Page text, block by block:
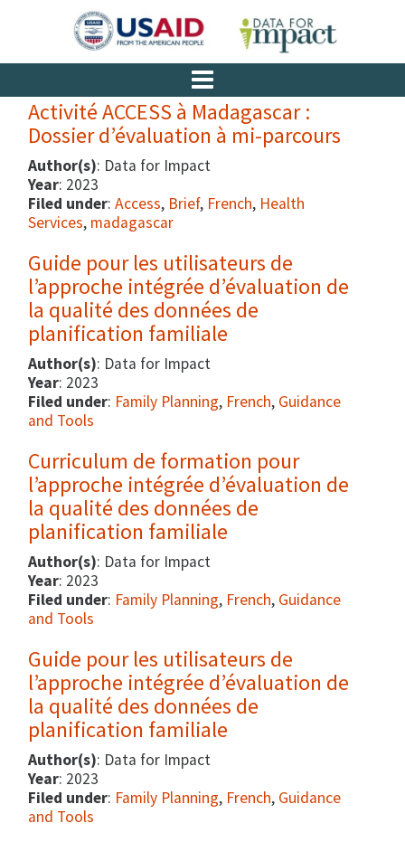
Activité ACCESS à Madagascar :
Dossier d’évaluation à mi-parcours
Author(s): Data for Impact
Year: 2023
Filed under: Access, Brief, French, Health
Services, madagascar
Guide pour les utilisateurs de
l’approche intégrée d’évaluation de
la qualité des données de
planification familiale
Author(s): Data for Impact
Year: 2023
Filed under: Family Planning, French, Guidance
and Tools
Curriculum de formation pour
l’approche intégrée d’évaluation de
la qualité des données de
planification familiale
Author(s): Data for Impact
Year: 2023
Filed under: Family Planning, French, Guidance
and Tools
Guide pour les utilisateurs de
l’approche intégrée d’évaluation de
la qualité des données de
planification familiale
Author(s): Data for Impact
Year: 2023
Filed under: Family Planning, French, Guidance
and Tools